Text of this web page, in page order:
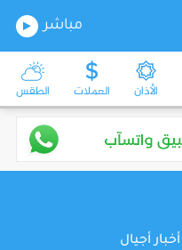
مباشر
الأذان العملات الطقس
أخبار أجيال